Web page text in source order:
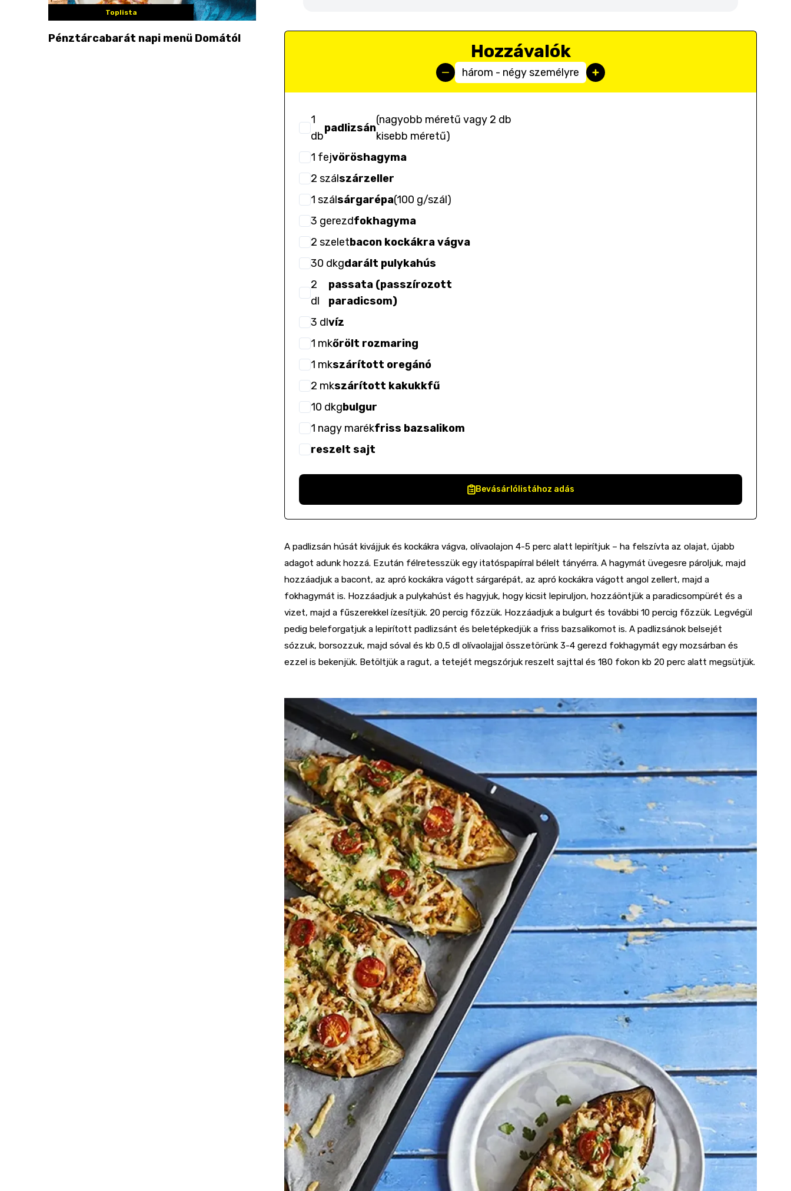
Toplista
Pénztárcabarát napi menü Domától
Hozzávalók
három - négy személyre
1
db
padlizsán
(nagyobb méretű vagy 2 db
kisebb méretű)
1 fejvöröshagyma
2 szálszárzeller
1 szálsárgarépa(100 g/szál)
3 gerezdfokhagyma
2 szeletbacon kockákra vágva
30 dkgdarált pulykahús
2
dl
passata (passzírozott
paradicsom)
3 dlvíz
1 mkőrölt rozmaring
1 mkszárított oregánó
2 mkszárított kakukkfű
10 dkgbulgur
1 nagy marékfriss bazsalikom
reszelt sajt
Bevásárlólistához adás
A padlizsán húsát kivájjuk és kockákra vágva, olívaolajon 4-5 perc alatt lepirítjuk – ha felszívta az olajat, újabb
adagot adunk hozzá. Ezután félretesszük egy itatóspapírral bélelt tányérra. A hagymát üvegesre pároljuk, majd
hozzáadjuk a bacont, az apró kockákra vágott sárgarépát, az apró kockákra vágott angol zellert, majd a
fokhagymát is. Hozzáadjuk a pulykahúst és hagyjuk, hogy kicsit lepiruljon, hozzáöntjük a paradicsompürét és a
vizet, majd a fűszerekkel ízesítjük. 20 percig főzzük. Hozzáadjuk a bulgurt és további 10 percig főzzük. Legvégül
pedig beleforgatjuk a lepirított padlizsánt és beletépkedjük a friss bazsalikomot is. A padlizsánok belsejét
sózzuk, borsozzuk, majd sóval és kb 0,5 dl olívaolajjal összetörünk 3-4 gerezd fokhagymát egy mozsárban és
ezzel is bekenjük. Betöltjük a ragut, a tetejét megszórjuk reszelt sajttal és 180 fokon kb 20 perc alatt megsütjük.